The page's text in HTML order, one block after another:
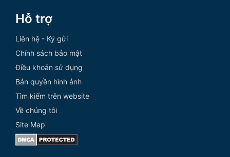
Hỗ trợ
Liên hệ - Ký gửi
Chính sách bảo mật
Điều khoản sử dụng
Bản quyền hình ảnh
Tìm kiếm trên website
Về chúng tôi
Site Map